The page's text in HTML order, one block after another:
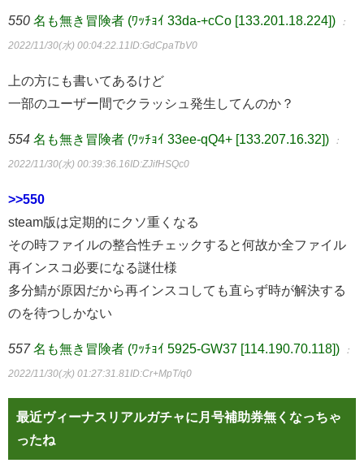
550 名も無き冒険者 (ﾜｯﾁｮｲ 33da-+cCo [133.201.18.224]) ：
2022/11/30(水) 00:04:22.11ID:GdCpaTbV0
上の方にも書いてあるけど
一部のユーザー間でクラッシュ発生してんのか？
554 名も無き冒険者 (ﾜｯﾁｮｲ 33ee-qQ4+ [133.207.16.32]) ：
2022/11/30(水) 00:39:36.16ID:ZJifHSQc0
>>550
steam版は定期的にクソ重くなる
その時ファイルの整合性チェックすると何故か全ファイル
再インスコ必要になる謎仕様
多分鯖が原因だから再インスコしても直らず時が解決する
のを待つしかない
557 名も無き冒険者 (ﾜｯﾁｮｲ 5925-GW37 [114.190.70.118]) ：
2022/11/30(水) 01:27:31.81ID:Cr+MpT/q0
最近ヴィーナスリアルガチャに月号補助券無くなっちゃ
ったね